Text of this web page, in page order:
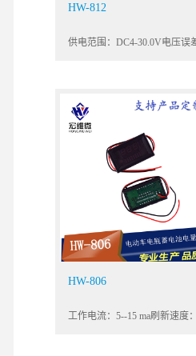
HW-812
供电范围：DC4-30.0V电压误
HW-806
工作电流：5--15 ma刷新速度